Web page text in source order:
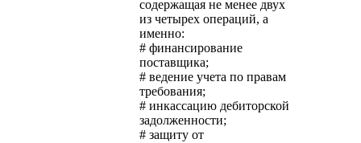
содержащая не менее двух
из четырех операций, а
именно:
# финансирование
поставщика;
# ведение учета по правам
требования;
# инкассацию дебиторской
задолженности;
# защиту от